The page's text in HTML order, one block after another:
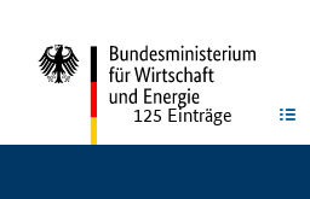
125 Einträge